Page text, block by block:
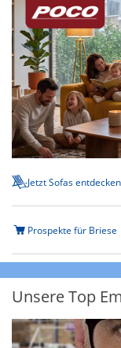
Jetzt Sofas entdecken
Prospekte für Briese
Unsere Top